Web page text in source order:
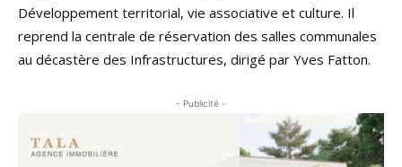
Développement territorial, vie associative et culture. Il
reprend la centrale de réservation des salles communales
au décastère des Infrastructures, dirigé par Yves Fatton.
- Publicité -